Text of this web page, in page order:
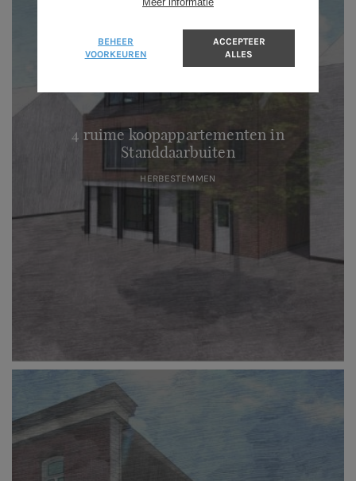
Meer informatie
BEHEER
VOORKEUREN
ACCEPTEER
ALLES
4 ruime koopappartementen in
Standdaarbuiten
HERBESTEMMEN